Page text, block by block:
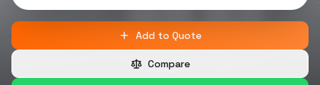
Add to Quote
Compare